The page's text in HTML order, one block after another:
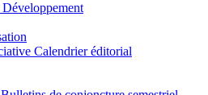
Calendrier éditorial